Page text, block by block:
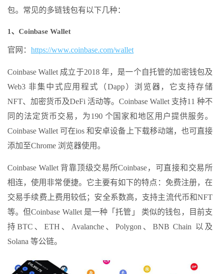
包。常见的多链钱包有以下几种：
1、Coinbase Wallet
官网： https://www.coinbase.com/wallet
Coinbase Wallet 成立于2018 年，是一个自托管的加密钱包及
Web3 非集中式应用程式（Dapp）浏览器，它支持存储
NFT、加密货币及DeFi 活动等。Coinbase Wallet 支持11 种不
同的法定货币交易，为190 个国家和地区用户提供服务。
Coinbase Wallet 可在ios 和安卓设备上下载移动端，也可直接
添加至Chrome 浏览器使用。
Coinbase Wallet 背靠顶级交易所Coinbase，可直接和交易所
相连，使用非常便捷。它主要有如下的特点：免费注册，在
交易手续费上费用较低；安全系数高，支持主流代币和NFT
等。但Coinbase Wallet 是一种「托管」 类似的钱包，目前支
持BTC、ETH、Avalanche、Polygon、BNB Chain 以及
Solana 等公链。